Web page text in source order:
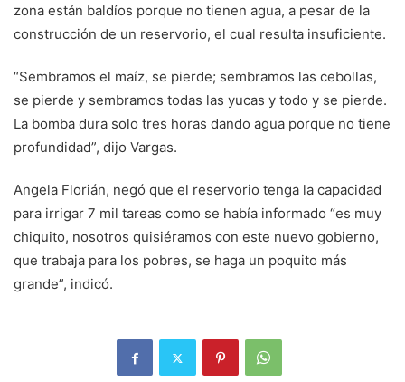
zona están baldíos porque no tienen agua, a pesar de la
construcción de un reservorio, el cual resulta insuficiente.
“Sembramos el maíz, se pierde; sembramos las cebollas,
se pierde y sembramos todas las yucas y todo y se pierde.
La bomba dura solo tres horas dando agua porque no tiene
profundidad”, dijo Vargas.
Angela Florián, negó que el reservorio tenga la capacidad
para irrigar 7 mil tareas como se había informado “es muy
chiquito, nosotros quisiéramos con este nuevo gobierno,
que trabaja para los pobres, se haga un poquito más
grande”, indicó.